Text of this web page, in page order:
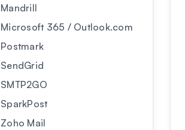
Mandrill
Microsoft 365 / Outlook.com
Postmark
SendGrid
SMTP2GO
SparkPost
Zoho Mail